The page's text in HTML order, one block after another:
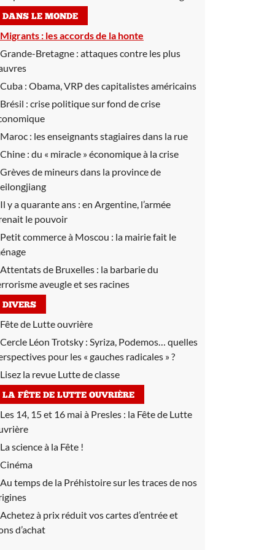
DANS LE MONDE
Migrants : les accords de la honte
Grande-Bretagne : attaques contre les plus
Cuba : Obama, VRP des capitalistes américains
Brésil : crise politique sur fond de crise
Maroc : les enseignants stagiaires dans la rue
Chine : du « miracle » économique à la crise
Grèves de mineurs dans la province de
Il y a quarante ans : en Argentine, l’armée
le pouvoir
Petit commerce à Moscou : la mairie fait le
Attentats de Bruxelles : la barbarie du
aveugle et ses racines
DIVERS
Fête de Lutte ouvrière
Cercle Léon Trotsky : Syriza, Podemos… quelles
pour les « gauches radicales » ?
Lisez la revue Lutte de classe
LA FÊTE DE LUTTE OUVRIÈRE
Les 14, 15 et 16 mai à Presles : la Fête de Lutte
La science à la Fête !
Cinéma
Au temps de la Préhistoire sur les traces de nos
Achetez à prix réduit vos cartes d’entrée et
d’achat